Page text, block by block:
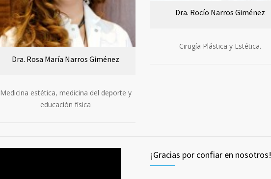
Dra. Rosa María Narros Giménez
Medicina estética, medicina del deporte y
educación física
Dra. Rocío Narros Giménez
Cirugía Plástica y Estética.
¡Gracias por confiar en nosotros!